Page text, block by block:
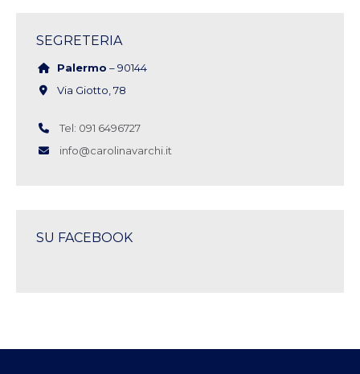
SEGRETERIA
Palermo – 90144
Via Giotto, 78
Tel: 091 6496727
info@carolinavarchi.it
SU FACEBOOK